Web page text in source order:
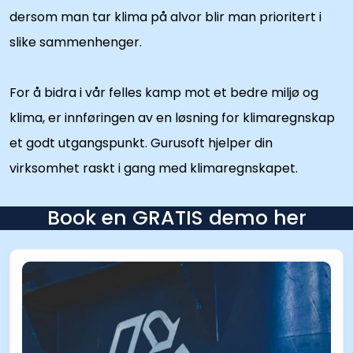
dersom man tar klima på alvor blir man prioritert i
slike sammenhenger.
For å bidra i vår felles kamp mot et bedre miljø og
klima, er innføringen av en løsning for klimaregnskap
et godt utgangspunkt. Gurusoft hjelper din
virksomhet raskt i gang med klimaregnskapet.
Book en GRATIS demo her